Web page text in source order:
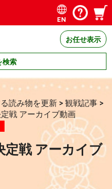
EN
お任せ表示
検索
読み物を更新 >観戦記事 >
戦 アーカイブ動画
定戦 アーカイブ